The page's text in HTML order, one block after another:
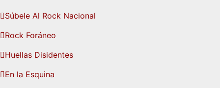
Súbele Al Rock Nacional
Rock Foráneo
Huellas Disidentes
En la Esquina